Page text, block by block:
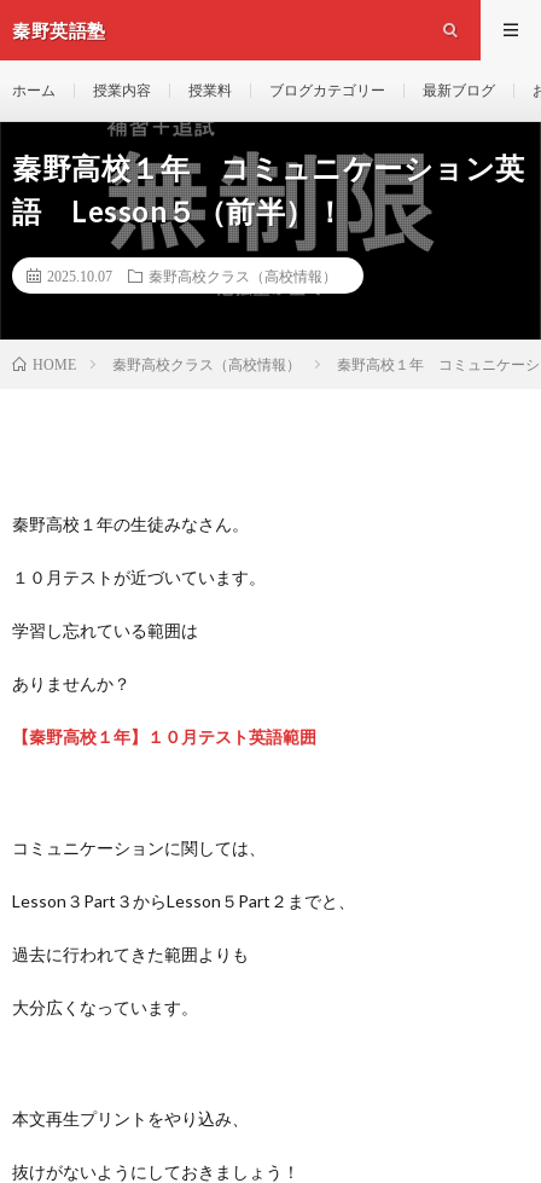
秦野英語塾
ホーム 授業内容 授業料 ブログカテゴリー 最新ブログ
秦野高校１年 コミュニケーション英
語 Lesson５（前半）！
2025.10.07 秦野高校クラス（高校情報）
HOME 秦野高校クラス（高校情報） 秦野高校１年 コミュニケー
秦野高校１年の生徒みなさん。
１０月テストが近づいています。
学習し忘れている範囲は
ありませんか？
【秦野高校１年】１０月テスト英語範囲
コミュニケーションに関しては、
Lesson３Part３からLesson５Part２までと、
過去に行われてきた範囲よりも
大分広くなっています。
本文再生プリントをやり込み、
抜けがないようにしておきましょう！